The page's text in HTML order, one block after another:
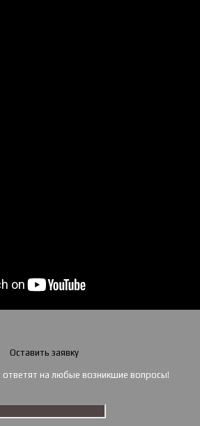
Оставить заявку
на любые возникшие вопросы!